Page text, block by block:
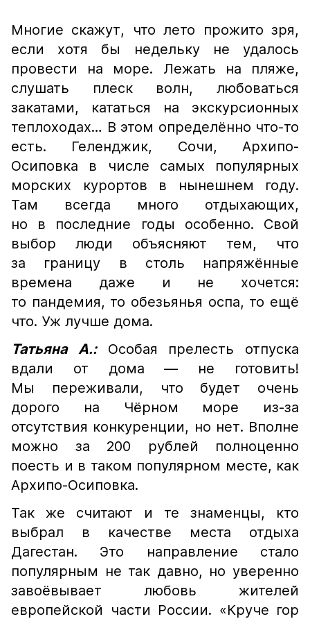
Многие скажут, что лето прожито зря,
если хотя бы недельку не удалось
провести на море. Лежать на пляже,
слушать плеск волн, любоваться
закатами, кататься на экскурсионных
теплоходах… В этом определëнно что-то
есть. Геленджик, Сочи, Архипо-
Осиповка в числе самых популярных
морских курортов в нынешнем году.
Там всегда много отдыхающих,
но в последние годы особенно. Свой
выбор люди объясняют тем, что
за границу в столь напряжëнные
времена даже и не хочется:
то пандемия, то обезьянья оспа, то ещë
что. Уж лучше дома.
Татьяна А.:Особая прелесть отпуска
вдали от дома — не готовить!
Мы переживали, что будет очень
дорого на Чëрном море из-за
отсутствия конкуренции, но нет. Вполне
можно за 200 рублей полноценно
поесть и в таком популярном месте, как
Архипо-Осиповка.
Так же считают и те знаменцы, кто
выбрал в качестве места отдыха
Дагестан. Это направление стало
популярным не так давно, но уверенно
завоëвывает любовь жителей
европейской части России. «Круче гор